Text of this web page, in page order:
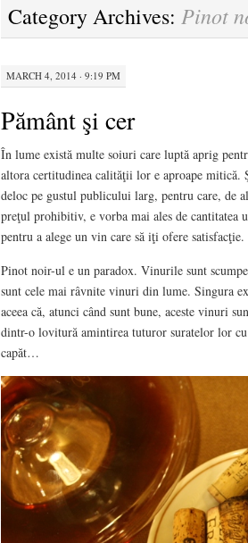
Category Archives: Pinot
MARCH 4, 2014 · 9:19 PM
Pământ şi cer
În lume există multe soiuri care luptă aprig
altora certitudinea calităţii lor e aproape mitică.
deloc pe gustul publicului larg, pentru care, de
preţul prohibitiv, e vorba mai ales de cantitatea
pentru a alege un vin care să iţi ofere satisfacţie.
Pinot noir-ul e un paradox. Vinurile sunt
sunt cele mai râvnite vinuri din lume. Singura
aceea că, atunci când sunt bune, aceste vinuri
dintr-o lovitură amintirea tuturor suratelor lor
capăt…